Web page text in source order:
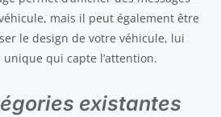
mais il peut également être
le design de votre véhicule, lui
qui capte l’attention.
existantes